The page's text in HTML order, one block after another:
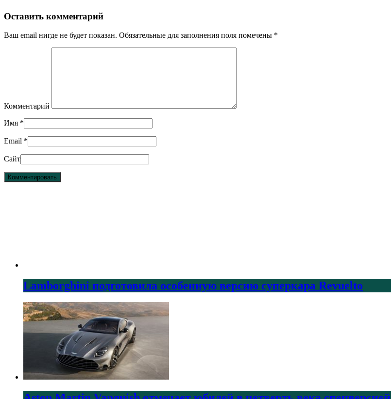
Оставить комментарий
Ваш email нигде не будет показан. Обязательные для заполнения поля помечены *
Комментарий
Имя *
Email *
Сайт
Lamborghini подготовила особенную версию суперкара Revuelto